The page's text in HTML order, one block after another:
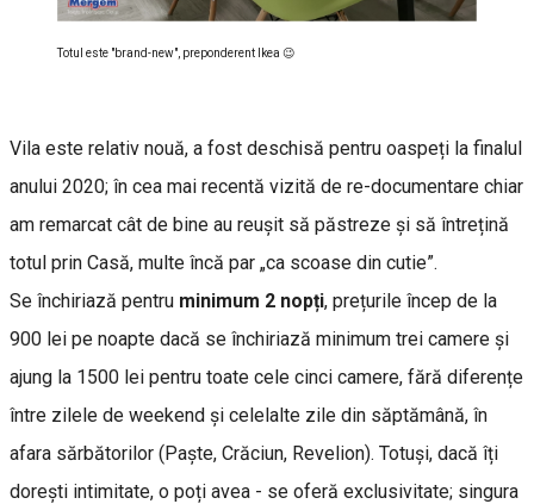
Totul este "brand-new", preponderent Ikea 😉
Vila este relativ nouă, a fost deschisă pentru oaspeți la finalul
anului 2020; în cea mai recentă vizită de re-documentare chiar
am remarcat cât de bine au reușit să păstreze și să întrețină
totul prin Casă, multe încă par „ca scoase din cutie”.
Se închiriază pentru minimum 2 nopți, prețurile încep de la
900 lei pe noapte dacă se închiriază minimum trei camere și
ajung la 1500 lei pentru toate cele cinci camere, fără diferențe
între zilele de weekend și celelalte zile din săptămână, în
afara sărbătorilor (Paște, Crăciun, Revelion). Totuși, dacă îți
dorești intimitate, o poți avea - se oferă exclusivitate; singura